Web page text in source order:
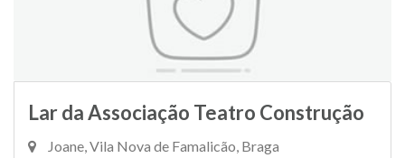
Lar da Associação Teatro Construção
Joane, Vila Nova de Famalicão, Braga